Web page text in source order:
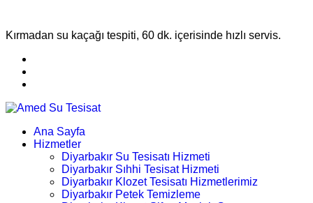
Kırmadan su kaçağı tespiti, 60 dk. içerisinde hızlı servis.
Ana Sayfa
Hizmetler
Diyarbakır Su Tesisatı Hizmeti
Diyarbakır Sıhhi Tesisat Hizmeti
Diyarbakır Klozet Tesisatı Hizmetlerimiz
Diyarbakır Petek Temizleme